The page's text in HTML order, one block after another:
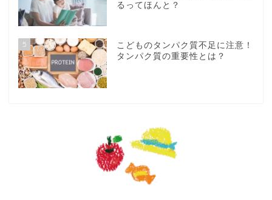
るってほんと？
5
こどものタンパク質不足に注意！
タンパク質の重要性とは？